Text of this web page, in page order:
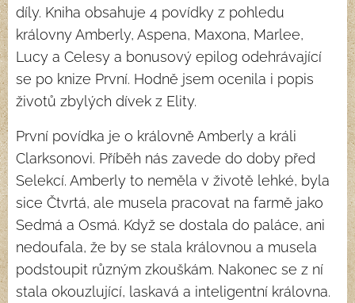
díly. Kniha obsahuje 4 povídky z pohledu
královny Amberly, Aspena, Maxona, Marlee,
Lucy a Celesy a bonusový epilog odehrávající
se po knize První. Hodně jsem ocenila i popis
životů zbylých dívek z Elity.
První povídka je o královně Amberly a králi
Clarksonovi. Příběh nás zavede do doby před
Selekcí. Amberly to neměla v životě lehké, byla
sice Čtvrtá, ale musela pracovat na farmě jako
Sedmá a Osmá. Když se dostala do paláce, ani
nedoufala, že by se stala královnou a musela
podstoupit různým zkouškám. Nakonec se z ní
stala okouzlující, laskavá a inteligentní královna.